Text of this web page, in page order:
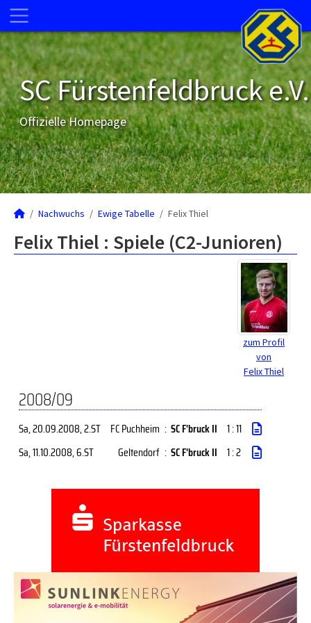
SC Fürstenfeldbruck e.V.
Offizielle Homepage
Nachwuchs Ewige Tabelle Felix Thiel
Felix Thiel : Spiele (C2-Junioren)
zum Profil
von
Felix Thiel
2008/09
Sa, 20.09.2008, 2.ST FC Puchheim : SC F'bruck II 1 : 11
Sa, 11.10.2008, 6.ST Geltendorf : SC F'bruck II 1 : 2